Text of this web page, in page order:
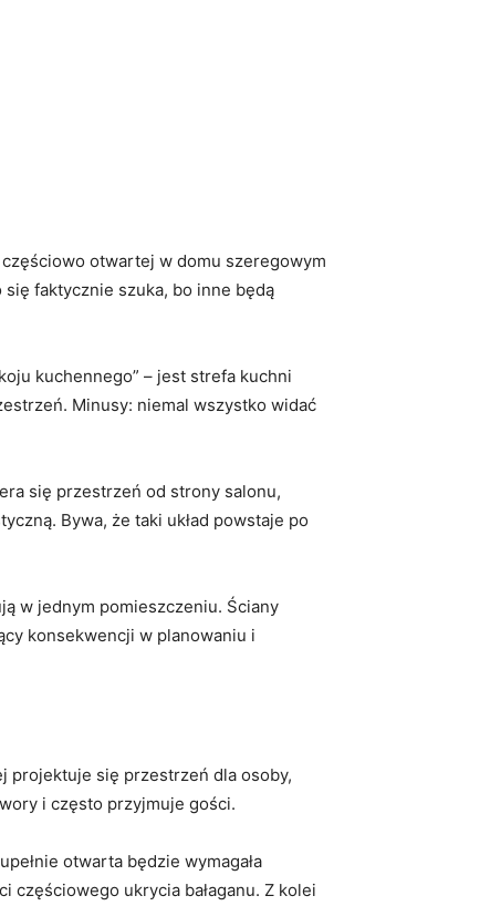
otwartej w domu szeregowym
faktycznie szuka, bo inne będą
kuchennego” – jest strefa kuchni
Minusy: niemal wszystko widać
się przestrzeń od strony salonu,
Bywa, że taki układ powstaje po
w jednym pomieszczeniu. Ściany
konsekwencji w planowaniu i
projektuje się przestrzeń dla osoby,
i często przyjmuje gości.
otwarta będzie wymagała
częściowego ukrycia bałaganu. Z kolei